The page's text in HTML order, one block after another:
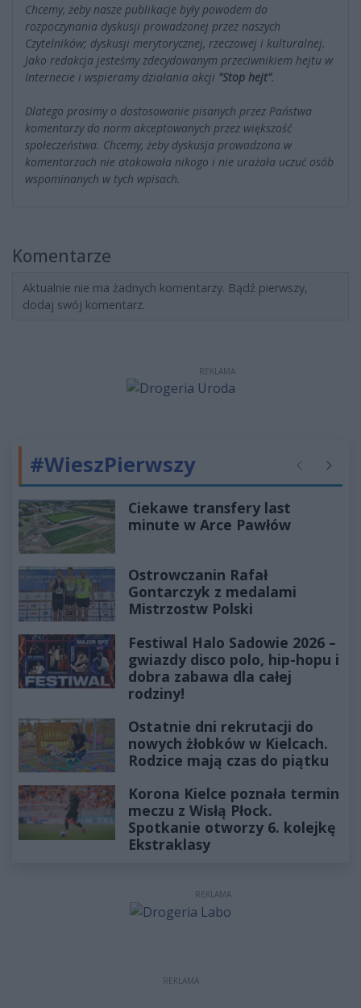
Chcemy, żeby nasze publikacje były powodem do
rozpoczynania dyskusji prowadzonej przez naszych
Czytelników; dyskusji merytorycznej, rzeczowej i kulturalnej.
Jako redakcja jesteśmy zdecydowanym przeciwnikiem hejtu w
Internecie i wspieramy działania akcji "Stop hejt".
Dlatego prosimy o dostosowanie pisanych przez Państwa
komentarzy do norm akceptowanych przez większość
społeczeństwa. Chcemy, żeby dyskusja prowadzona w
komentarzach nie atakowała nikogo i nie urażała uczuć osób
wspominanych w tych wpisach.
Komentarze
Aktualnie nie ma żadnych komentarzy. Bądź pierwszy,
dodaj swój komentarz.
REKLAMA
#WieszPierwszy Poprzednie
Ciekawe transfery last
minute w Arce Pawłów
Ostrowczanin Rafał
Gontarczyk z medalami
Mistrzostw Polski
Festiwal Halo Sadowie 2026 –
gwiazdy disco polo, hip-hopu i
dobra zabawa dla całej
rodziny!
Ostatnie dni rekrutacji do
nowych żłobków w Kielcach.
Rodzice mają czas do piątku
Korona Kielce poznała termin
meczu z Wisłą Płock.
Spotkanie otworzy 6. kolejkę
Ekstraklasy
REKLAMA
REKLAMA